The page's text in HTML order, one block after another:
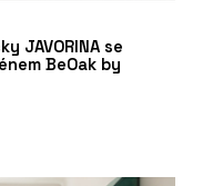
JAVORINA se
BeOak by